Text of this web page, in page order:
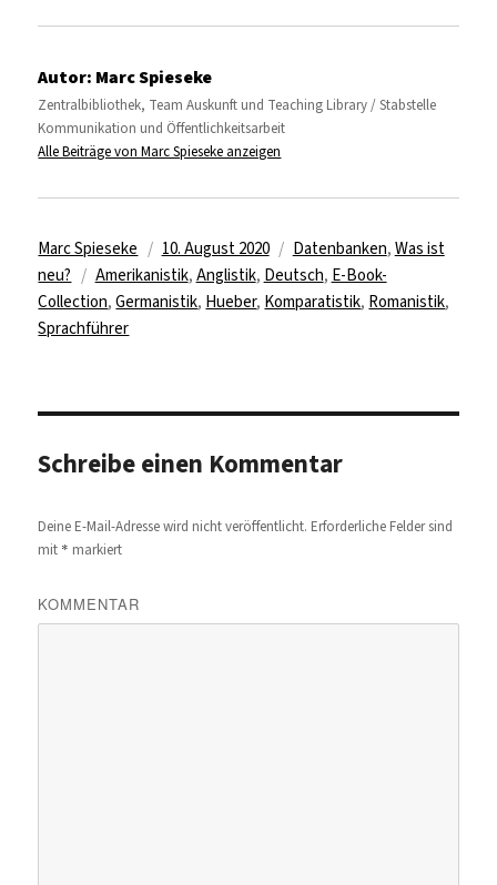
Autor: Marc Spieseke
Zentralbibliothek, Team Auskunft und Teaching Library / Stabstelle
Kommunikation und Öffentlichkeitsarbeit
Alle Beiträge von Marc Spieseke anzeigen
Autor
Marc Spieseke
Veröffentlicht
am
10. August 2020 Kategorien
Datenbanken, Was ist
neu?
Schlagwörter
Amerikanistik, Anglistik, Deutsch, E-Book-
Collection,Germanistik, Hueber, Komparatistik, Romanistik,
Sprachführer
Schreibe einen Kommentar
Deine E-Mail-Adresse wird nicht veröffentlicht. Erforderliche Felder sind
mit * markiert
KOMMENTAR